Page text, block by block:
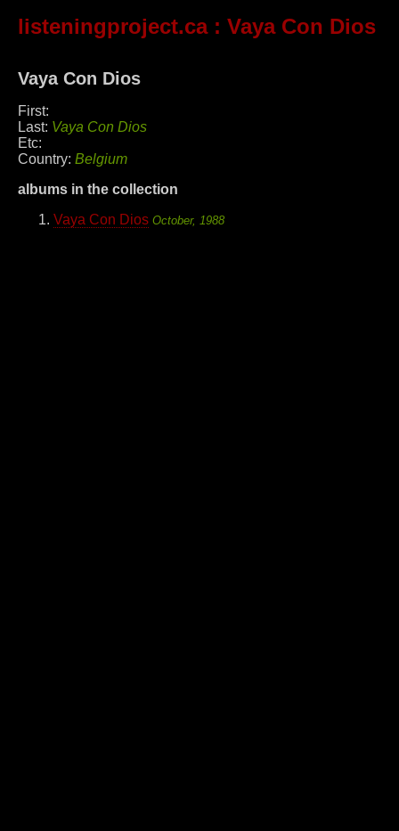
listeningproject.ca: Vaya Con Dios
Vaya Con Dios
First:
Last: Vaya Con Dios
Etc:
Country: Belgium
albums in the collection
Vaya Con Dios October, 1988